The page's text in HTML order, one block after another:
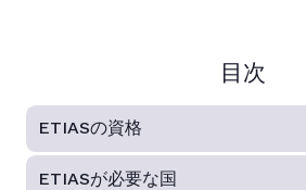
目次
ETIASの資格
ETIASが必要な国